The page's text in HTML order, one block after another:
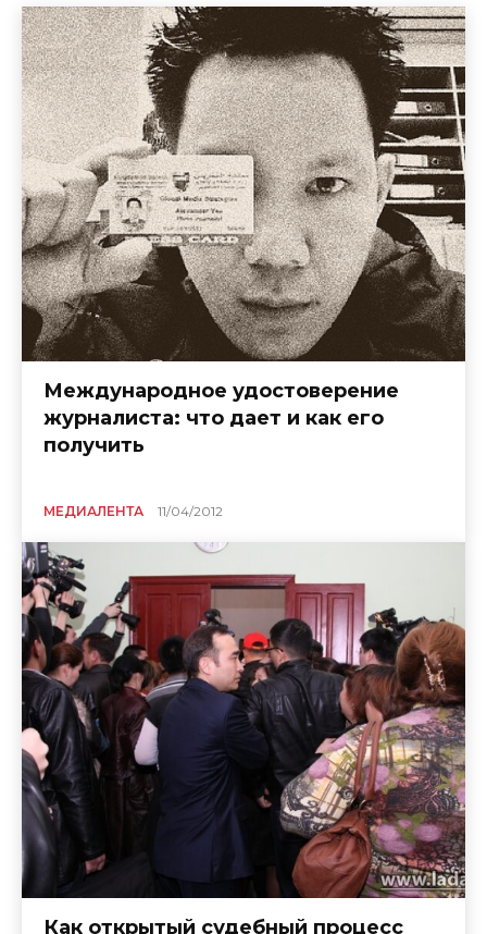
Международное удостоверение
журналиста: что дает и как его
получить
МЕДИАЛЕНТА 11/04/2012
Как открытый судебный процесс